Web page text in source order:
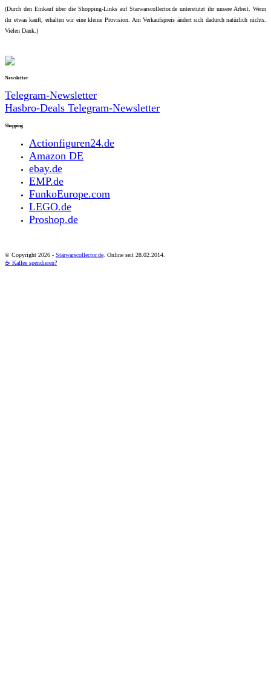
(Durch den Einkauf über die Shopping-Links auf Starwarscollector.de unterstützt ihr unsere Arbeit. Wenn
ihr etwas kauft, erhalten wir eine kleine Provision. Am Verkaufspreis ändert sich dadurch natürlich nichts.
Vielen Dank.)
Newsletter
Telegram-Newsletter
Hasbro-Deals Telegram-Newsletter
Shopping
Actionfiguren24.de
Amazon DE
ebay.de
EMP.de
FunkoEurope.com
LEGO.de
Proshop.de
© Copyright 2026 - Starwarscollector.de . Online seit 28.02.2014.
☕ Kaffee spendieren?